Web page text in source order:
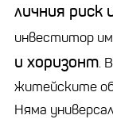
личния риск
инвеститор
и хоризонт.
житейските
Няма